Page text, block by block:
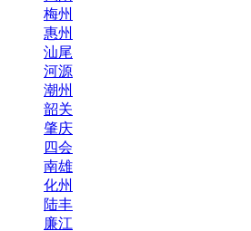
梅州
惠州
汕尾
河源
潮州
韶关
肇庆
四会
南雄
化州
陆丰
廉江